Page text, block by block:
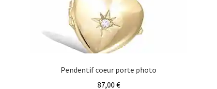
Pendentif coeur porte photo
87,00 €